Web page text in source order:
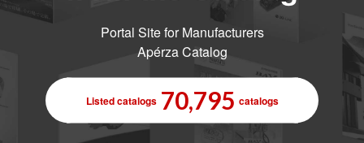
Portal Site for Manufacturers
Apérza Catalog
Listed catalogs 70,795 catalogs